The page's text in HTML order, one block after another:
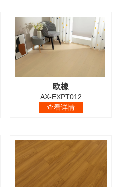
欧橡
AX-EXPT012
查看详情